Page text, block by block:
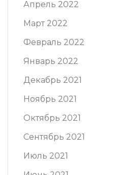
Апрель 2022
Март 2022
Февраль 2022
Январь 2022
Декабрь 2021
Ноябрь 2021
Октябрь 2021
Сентябрь 2021
Июль 2021